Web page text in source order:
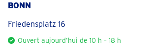
BONN
Friedensplatz 16
Ouvert aujourd’hui de 10 h – 18 h